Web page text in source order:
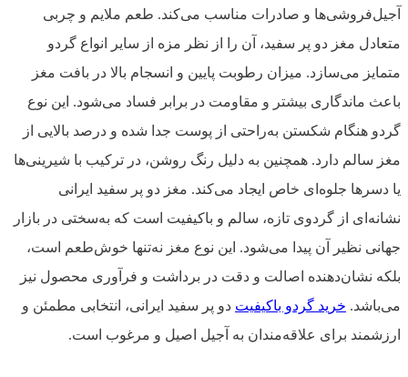
آجیل‌فروشی‌ها و صادرات مناسب می‌کند. طعم ملایم و چربی
متعادل مغز دو پر سفید، آن را از نظر مزه از سایر انواع گردو
متمایز می‌سازد. میزان رطوبت پایین و انسجام بالا در بافت مغز
باعث ماندگاری بیشتر و مقاومت در برابر فساد می‌شود. این نوع
گردو هنگام شکستن به‌راحتی از پوست جدا شده و درصد بالایی از
مغز سالم دارد. همچنین به دلیل رنگ روشن، در ترکیب با شیرینی‌ها
یا دسرها جلوه‌ای خاص ایجاد می‌کند. مغز دو پر سفید ایرانی
نشانه‌ای از گردوی تازه، سالم و باکیفیت است که به‌سختی در بازار
جهانی نظیر آن پیدا می‌شود. این نوع مغز نه‌تنها خوش‌طعم است،
بلکه نشان‌دهنده اصالت و دقت در برداشت و فرآوری محصول نیز
می‌باشد. خرید گردو باکیفیت دو پر سفید ایرانی، انتخابی مطمئن و
ارزشمند برای علاقه‌مندان به آجیل اصیل و مرغوب است.